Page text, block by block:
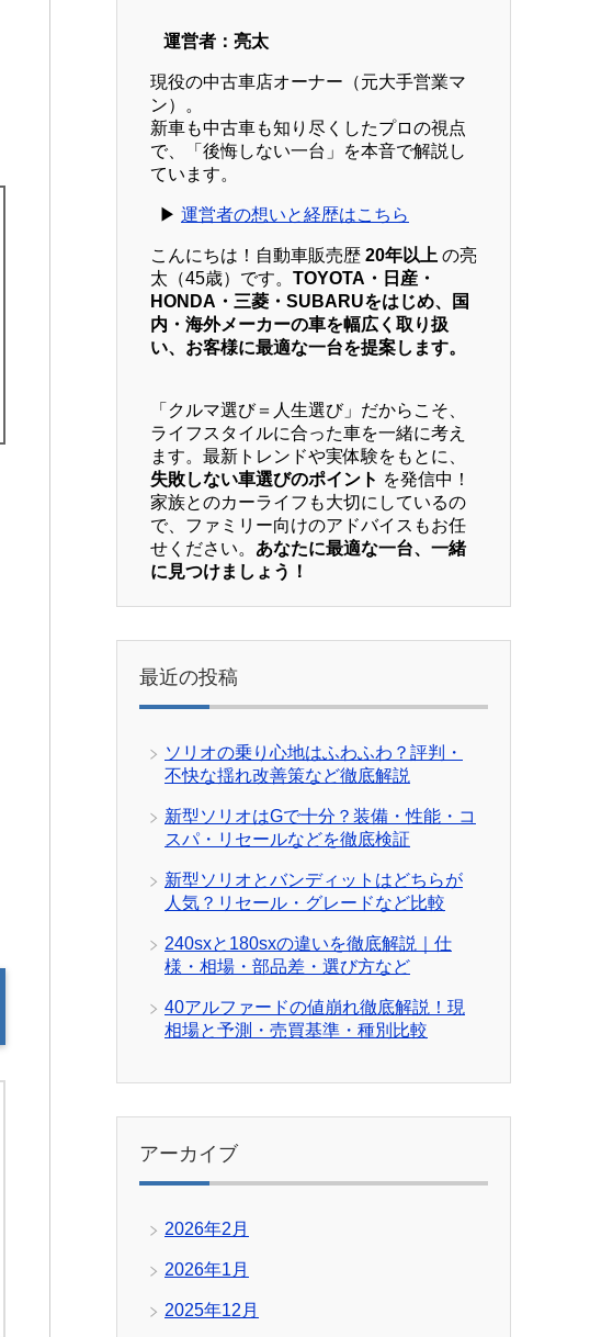
運営者：亮太
現役の中古車店オーナー（元大手営業マ
ン）。
新車も中古車も知り尽くしたプロの視点
で、「後悔しない一台」を本音で解説し
ています。
▶︎ 運営者の想いと経歴はこちら
こんにちは！自動車販売歴 20年以上 の亮
太（45歳）です。 TOYOTA・日産・
HONDA・三菱・SUBARUをはじめ、国
内・海外メーカーの車を幅広く取り扱
い、お客様に最適な一台を提案します。
「クルマ選び＝人生選び」だからこそ、
ライフスタイルに合った車を一緒に考え
ます。最新トレンドや実体験をもとに、
失敗しない車選びのポイント を発信中！
家族とのカーライフも大切にしているの
で、ファミリー向けのアドバイスもお任
せください。 あなたに最適な一台、一緒
に見つけましょう！
最近の投稿
ソリオの乗り心地はふわふわ？評判・
不快な揺れ改善策など徹底解説
新型ソリオはGで十分？装備・性能・コ
スパ・リセールなどを徹底検証
新型ソリオとバンディットはどちらが
人気？リセール・グレードなど比較
240sxと180sxの違いを徹底解説｜仕
様・相場・部品差・選び方など
40アルファードの値崩れ徹底解説！現
相場と予測・売買基準・種別比較
アーカイブ
2026年2月
2026年1月
2025年12月